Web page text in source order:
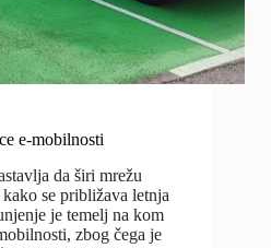
e-mobilnosti
da širi mrežu
se približava letnja
je temelj na kom
zbog čega je